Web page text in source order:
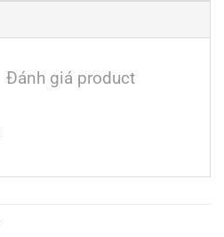
Đánh giá product